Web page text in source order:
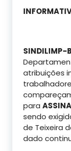
SINDILIMP-
atribuições
para
sendo
de Teixeira
dado